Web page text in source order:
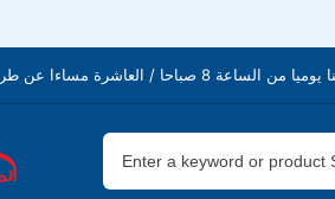
صباحا / العاشرة مساءا عن طريق +966548616401